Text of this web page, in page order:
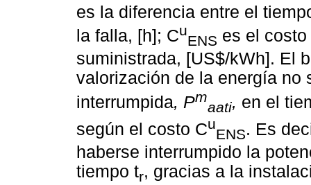
es la diferencia entre el
la falla, [h]; Cu
ENS es el
suministrada, [US$/kWh]. El
valorización de la energía no
interrumpida, Pm
aati, en el
según el costo Cu
ENS. Es
haberse interrumpido la
tiempo tr, gracias a la